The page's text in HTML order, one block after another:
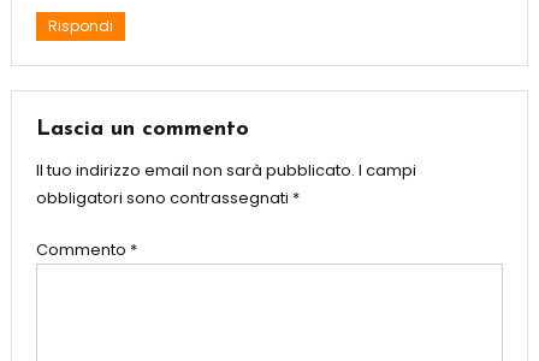
Rispondi
Lascia un commento
Il tuo indirizzo email non sarà pubblicato. I campi
obbligatori sono contrassegnati *
Commento *